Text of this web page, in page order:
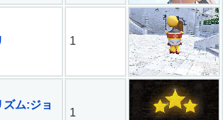
1
ム:ジョ
1